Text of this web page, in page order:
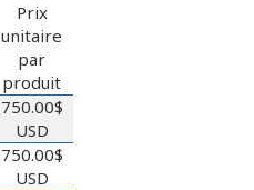
Prix
unitaire
par
produit
750.00$
USD
750.00$
USD